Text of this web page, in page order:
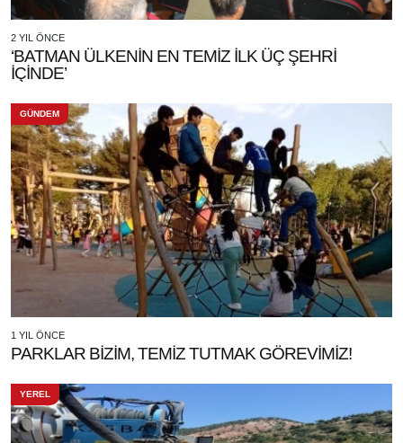
2 YIL ÖNCE
‘BATMAN ÜLKENİN EN TEMİZ İLK ÜÇ ŞEHRİ
İÇİNDE’
GÜNDEM
1 YIL ÖNCE
PARKLAR BİZİM, TEMİZ TUTMAK GÖREVİMİZ!
YEREL